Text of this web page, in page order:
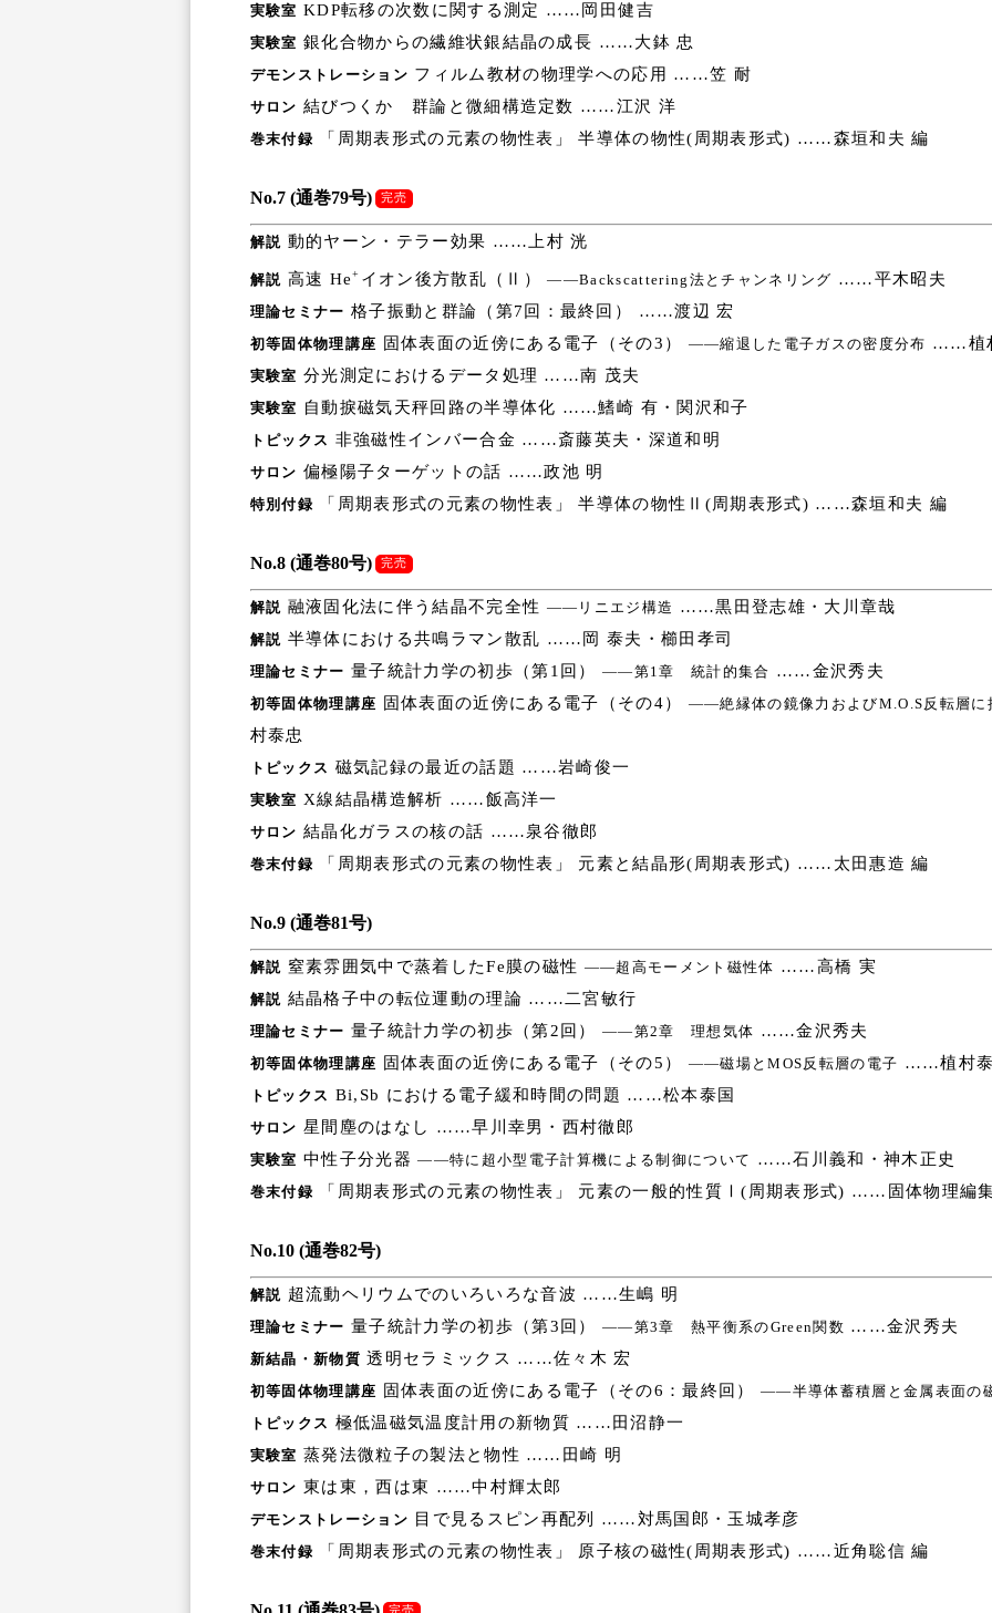
実験室 KDP転移の次数に関する測定 ……岡田健吉
実験室 銀化合物からの繊維状銀結晶の成長 ……大鉢 忠
デモンストレーション フィルム教材の物理学への応用 ……笠 耐
サロン 結びつくか 群論と微細構造定数 ……江沢 洋
巻末付録「周期表形式の元素の物性表」 半導体の物性(周期表形式) ……森垣和夫 編
No.7 (通巻79号) 完売
解説 動的ヤーン・テラー効果 ……上村 洸
解説 高速 He+ イオン後方散乱（Ⅱ）――Backscattering法とチャンネリング ……平木昭夫
理論セミナー 格子振動と群論（第7回：最終回） ……渡辺 宏
初等固体物理講座 固体表面の近傍にある電子（その3） ――縮退した電子ガスの密度分布 ……植
実験室 分光測定におけるデータ処理 ……南 茂夫
実験室 自動捩磁気天秤回路の半導体化 ……鰭崎 有・関沢和子
トピックス 非強磁性インバー合金 ……斎藤英夫・深道和明
サロン 偏極陽子ターゲットの話 ……政池 明
特別付録「周期表形式の元素の物性表」 半導体の物性Ⅱ(周期表形式) ……森垣和夫 編
No.8 (通巻80号) 完売
解説 融液固化法に伴う結晶不完全性 ――リニエジ構造 ……黒田登志雄・大川章哉
解説 半導体における共鳴ラマン散乱 ……岡 泰夫・櫛田孝司
理論セミナー 量子統計力学の初歩（第1回） ――第1章 統計的集合 ……金沢秀夫
初等固体物理講座 固体表面の近傍にある電子（その4） ――絶縁体の鏡像力およびM.O.S反転層に
村泰忠
トピックス 磁気記録の最近の話題 ……岩崎俊一
実験室 X線結晶構造解析 ……飯高洋一
サロン 結晶化ガラスの核の話 ……泉谷徹郎
巻末付録「周期表形式の元素の物性表」 元素と結晶形(周期表形式) ……太田惠造 編
No.9 (通巻81号)
解説 窒素雰囲気中で蒸着したFe膜の磁性 ――超高モーメント磁性体 ……高橋 実
解説 結晶格子中の転位運動の理論 ……二宮敏行
理論セミナー 量子統計力学の初歩（第2回） ――第2章 理想気体 ……金沢秀夫
初等固体物理講座 固体表面の近傍にある電子（その5） ――磁場とMOS反転層の電子 ……植村
トピックス Bi,Sb における電子緩和時間の問題 ……松本泰国
サロン 星間塵のはなし ……早川幸男・西村徹郎
実験室 中性子分光器――特に超小型電子計算機による制御について ……石川義和・神木正史
巻末付録「周期表形式の元素の物性表」 元素の一般的性質Ⅰ(周期表形式) ……固体物理編
No.10 (通巻82号)
解説 超流動ヘリウムでのいろいろな音波 ……生嶋 明
理論セミナー 量子統計力学の初歩（第3回） ――第3章 熱平衡系のGreen関数 ……金沢秀夫
新結晶・新物質 透明セラミックス ……佐々木 宏
初等固体物理講座 固体表面の近傍にある電子（その6：最終回） ――半導体蓄積層と金属表面の
トピックス 極低温磁気温度計用の新物質 ……田沼静一
実験室 蒸発法微粒子の製法と物性 ……田崎 明
サロン 東は東，西は東 ……中村輝太郎
デモンストレーション 目で見るスピン再配列 ……対馬国郎・玉城孝彦
巻末付録「周期表形式の元素の物性表」 原子核の磁性(周期表形式) ……近角聡信 編
完売